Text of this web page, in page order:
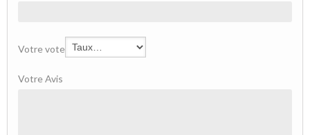
Votre vote
Votre Avis